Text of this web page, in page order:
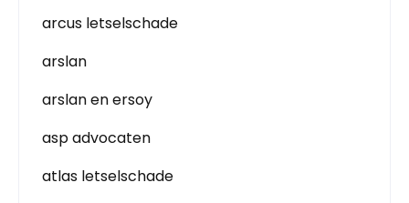
arcus letselschade
arslan
arslan en ersoy
asp advocaten
atlas letselschade